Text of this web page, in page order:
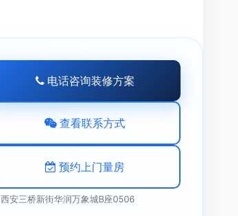
电话咨询装修方案
查看联系方式
预约上门量房
西安三桥新街华润万象城B座0506